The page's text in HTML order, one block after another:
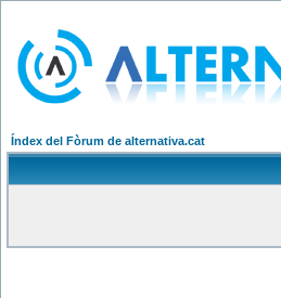
Índex del Fòrum de alternativa.cat